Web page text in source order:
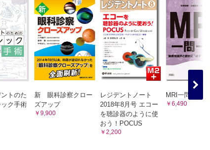
）
）
トのた
ク手術
新 眼科診察クロー
ズアップ
￥9,900
レジデントノート
2018年8月号 エコー
を聴診器のように使
おう！POCUS
￥2,200
MRI一問一答
￥6,490